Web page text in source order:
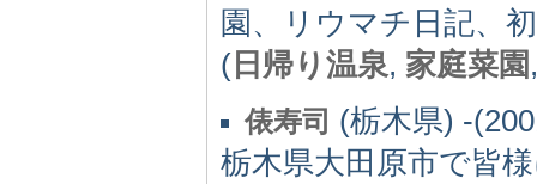
園、リウマチ日記、
( 日帰り温泉, 家庭菜園
俵寿司 (栃木県) -
栃木県大田原市で皆